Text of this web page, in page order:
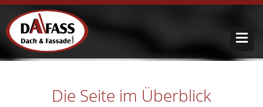
Die Seite im Überblick